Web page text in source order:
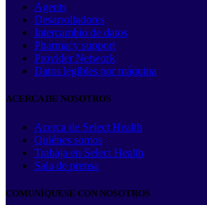
Agents
Desarrolladores
Intercambio de datos
Pharmacy support
Provider Network
Datos legibles por máquina
ACERCA DE NOSOTROS
Acerca de Select Health
Quiénes somos
Trabaja en Select Health
Sala de prensa
COMUNÍQUESE CON NOSOTROS